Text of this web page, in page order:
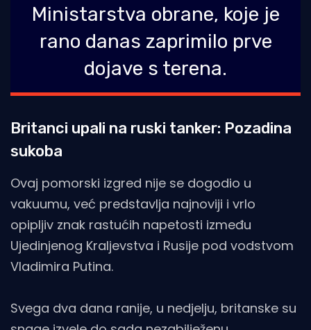
Ministarstva obrane, koje je
rano danas zaprimilo prve
dojave s terena.
Britanci upali na ruski tanker: Pozadina
sukoba
Ovaj pomorski izgred nije se dogodio u
vakuumu, već predstavlja najnoviji i vrlo
opipljiv znak rastućih napetosti između
Ujedinjenog Kraljevstva i Rusije pod vodstvom
Vladimira Putina.
Svega dva dana ranije, u nedjelju, britanske su